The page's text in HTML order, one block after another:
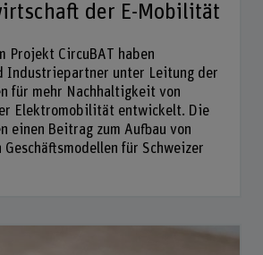
der E-Mobilität
Projekt CircuBAT haben
Industriepartner unter Leitung der
für mehr Nachhaltigkeit von
Elektromobilität entwickelt. Die
einen Beitrag zum Aufbau von
Geschäftsmodellen für Schweizer